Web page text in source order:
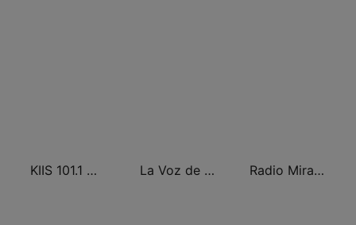
KIIS 101.1 Melbourne La Voz de Carabobo Radio Miraflores